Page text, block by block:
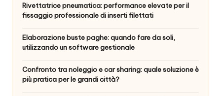
Rivettatrice pneumatica: performance elevate per il
fissaggio professionale di inserti filettati
Elaborazione buste paghe: quando fare da soli,
utilizzando un software gestionale
Confronto tra noleggio e car sharing: quale soluzione è
più pratica per le grandi città?